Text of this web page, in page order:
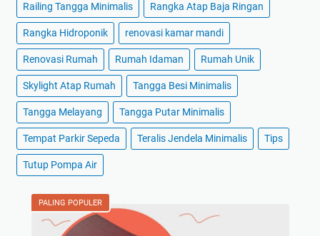
Railing Tangga Minimalis Rangka Atap Baja Ringan
Rangka Hidroponik renovasi kamar mandi
Renovasi Rumah Rumah Idaman Rumah Unik
Skylight Atap Rumah Tangga Besi Minimalis
Tangga Melayang Tangga Putar Minimalis
Tempat Parkir Sepeda Teralis Jendela Minimalis Tips
Tutup Pompa Air
PALING POPULER